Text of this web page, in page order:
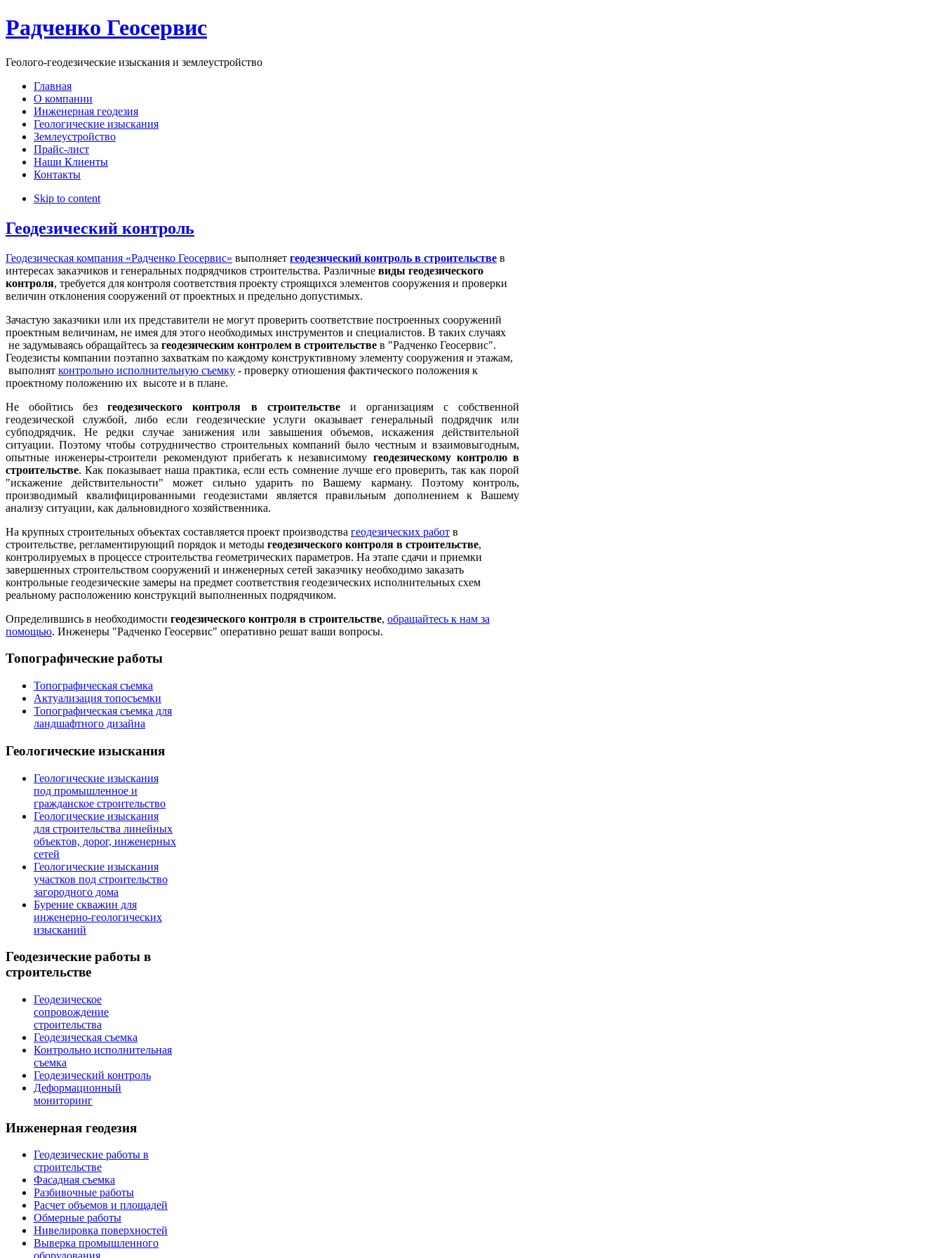
Радченко Геосервис
Геолого-геодезические изыскания и землеустройство
Главная
О компании
Инженерная геодезия
Геологические изыскания
Землеустройство
Прайс-лист
Наши Клиенты
Контакты
Skip to content
Геодезический контроль
Геодезическая компания «Радченко Геосервис» выполняет геодезический контроль в строительстве в
интересах заказчиков и генеральных подрядчиков строительства. Различные виды геодезического
контроля, требуется для контроля соответствия проекту строящихся элементов сооружения и проверки
величин отклонения сооружений от проектных и предельно допустимых.
Зачастую заказчики или их представители не могут проверить соответствие построенных сооружений
проектным величинам, не имея для этого необходимых инструментов и специалистов. В таких случаях
не задумываясь обращайтесь за геодезическим контролем в строительстве в "Радченко Геосервис".
Геодезисты компании поэтапно захваткам по каждому конструктивному элементу сооружения и этажам,
выполнят контрольно исполнительную съемку - проверку отношения фактического положения к
проектному положению их высоте и в плане.
Не обойтись безгеодезического контроля в строительствеи организациям с собственной
геодезической службой, либо если геодезические услуги оказывает генеральный подрядчик или
субподрядчик. Не редки случае занижения или завышения объемов, искажения действительной
ситуации. Поэтому чтобы сотрудничество строительных компаний было честным и взаимовыгодным,
опытные инженеры-строители рекомендуют прибегать к независимому геодезическому контролю в
строительстве. Как показывает наша практика, если есть сомнение лучше его проверить, так как порой
"искажение действительности" может сильно ударить по Вашему карману. Поэтому контроль,
производимый квалифицированными геодезистами является правильным дополнением к Вашему
анализу ситуации, как дальновидного хозяйственника.
На крупных строительных объектах составляется проект производства геодезических работ в
строительстве, регламентирующий порядок и методы геодезического контроля в строительстве,
контролируемых в процессе строительства геометрических параметров. На этапе сдачи и приемки
завершенных строительством сооружений и инженерных сетей заказчику необходимо заказать
контрольные геодезические замеры на предмет соответствия геодезических исполнительных схем
реальному расположению конструкций выполненных подрядчиком.
Определившись в необходимости геодезического контроля в строительстве, обращайтесь к нам за
помощью. Инженеры "Радченко Геосервис" оперативно решат ваши вопросы.
Топографические работы
Топографическая съемка
Актуализация топосъемки
Топографическая съемка для
ландшафтного дизайна
Геологические изыскания
Геологические изыскания
под промышленное и
гражданское строительство
Геологические изыскания
для строительства линейных
объектов, дорог, инженерных
сетей
Геологические изыскания
участков под строительство
загородного дома
Бурение скважин для
инженерно-геологических
изысканий
Геодезические работы в
строительстве
Геодезическое
сопровождение
строительства
Геодезическая съемка
Контрольно исполнительная
съемка
Геодезический контроль
Деформационный
мониторинг
Инженерная геодезия
Геодезические работы в
строительстве
Фасадная съемка
Разбивочные работы
Расчет объемов и площадей
Обмерные работы
Нивелировка поверхностей
Выверка промышленного